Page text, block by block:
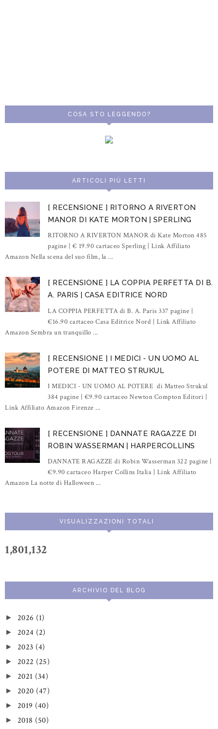
COSA STO LEGGENDO?
ARTICOLI PIÙ LETTI
[ RECENSIONE ] RITORNO A RIVERTON
MANOR DI KATE MORTON | SPERLING
RITORNO A RIVERTON MANOR di Kate Morton 485
pagine | € 19.90 cartaceo Sperling | Link Affiliato
Amazon Nella scena del suo film, la ...
[ RECENSIONE ] LA COPPIA PERFETTA DI B.
A. PARIS | CASA EDITRICE NORD
LA COPPIA PERFETTA di B. A. Paris 337 pagine |
€16.90 cartaceo Casa Editrice Nord | Link Affiliato
Amazon Sembra un tranquillo ...
[ RECENSIONE ] I MEDICI - UN UOMO AL
POTERE DI MATTEO STRUKUL
I MEDICI - UN UOMO AL POTERE di Matteo Strukul
384 pagine | €9.90 cartaceo Newton Compton Editori |
Link Affiliato Amazon Firenze ...
[ RECENSIONE ] DANNATE RAGAZZE DI
ROBIN WASSERMAN | HARPERCOLLINS
DANNATE RAGAZZE di Robin Wasserman 322 pagine |
€9.90 cartaceo Harper Collins Italia | Link Affiliato
Amazon La notte di Halloween ...
VISUALIZZAZIONI TOTALI
1,801,132
ARCHIVIO DEL BLOG
► 2026 (1)
► 2024 (2)
► 2023 (4)
► 2022 (25)
► 2021 (34)
► 2020 (47)
► 2019 (40)
► 2018 (50)